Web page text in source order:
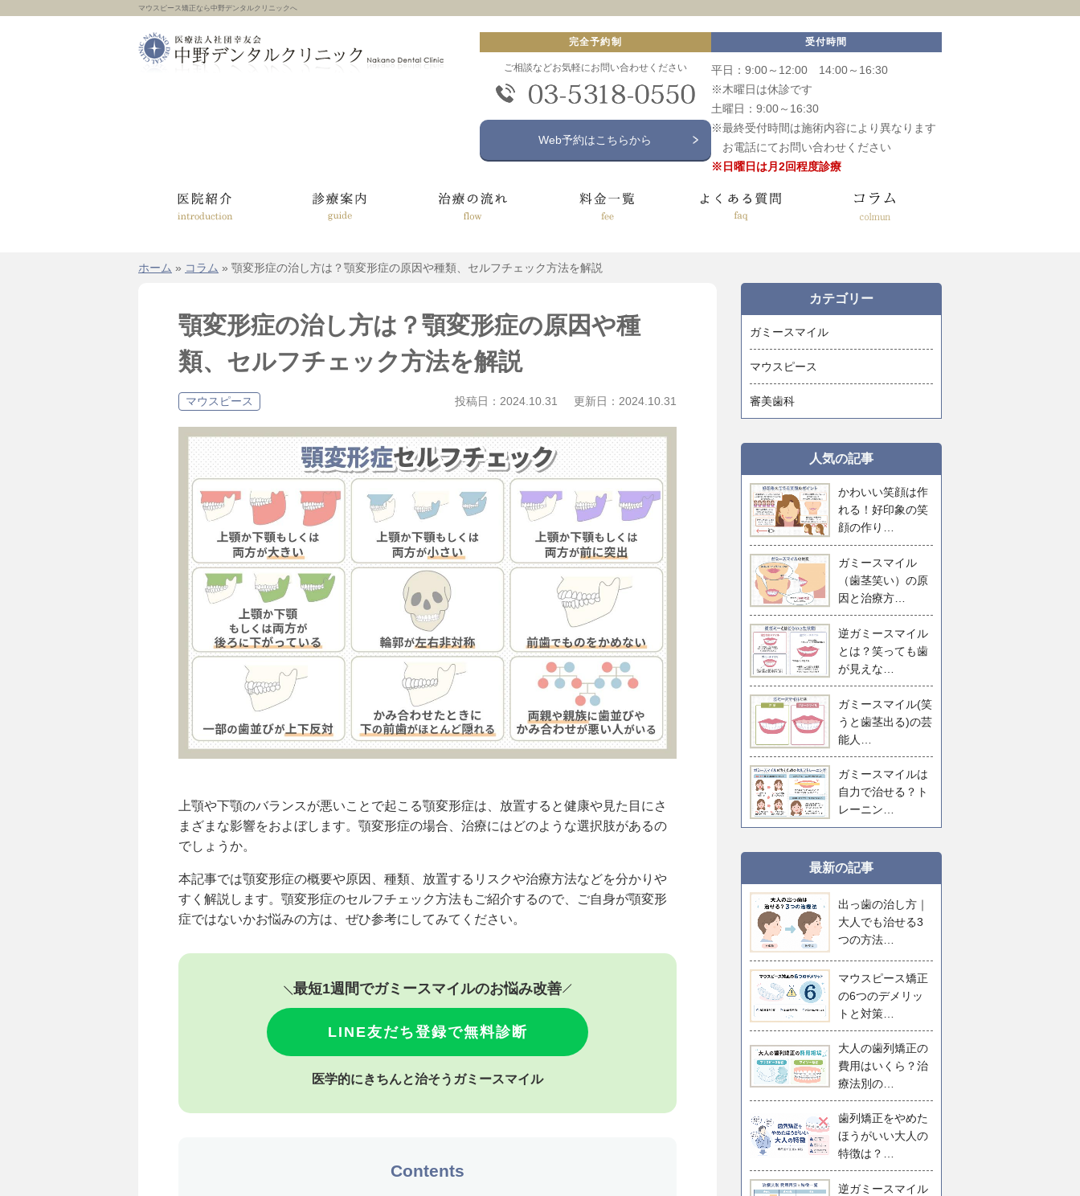
マウスピース矯正なら中野デンタルクリニックへ
完全予約制
ご相談などお気軽にお問い合わせください
Web予約はこちらから
受付時間
平日：9:00～12:00 14:00～16:30
※木曜日は休診です
土曜日：9:00～16:30
※最終受付時間は施術内容により異なります
お電話にてお問い合わせください
※日曜日は月2回程度診療
ホーム » コラム » 顎変形症の治し方は？顎変形症の原因や種類、セルフチェック方法を解説
顎変形症の治し方は？顎変形症の原因や種
類、セルフチェック方法を解説
マウスピース 投稿日： 2024.10.31 更新日： 2024.10.31
上顎や下顎のバランスが悪いことで起こる顎変形症は、放置すると健康や見た目にさ
まざまな影響をおよぼします。顎変形症の場合、治療にはどのような選択肢があるの
でしょうか。
本記事では顎変形症の概要や原因、種類、放置するリスクや治療方法などを分かりや
すく解説します。顎変形症のセルフチェック方法もご紹介するので、ご自身が顎変形
症ではないかお悩みの方は、ぜひ参考にしてみてください。
最短1週間でガミースマイルのお悩み改善
LINE友だち登録で無料診断
医学的にきちんと治そうガミースマイル
Contents
カテゴリー
ガミースマイル
マウスピース
審美歯科
人気の記事
かわいい笑顔は作
れる！好印象の笑
顔の作り…
ガミースマイル
（歯茎笑い）の原
因と治療方…
逆ガミースマイル
とは？笑っても歯
が見えな…
ガミースマイル(笑
うと歯茎出る)の芸
能人…
ガミースマイルは
自力で治せる？ト
レーニン…
最新の記事
出っ歯の治し方｜
大人でも治せる3
つの方法…
マウスピース矯正
の6つのデメリッ
トと対策…
大人の歯列矯正の
費用はいくら？治
療法別の…
歯列矯正をやめた
ほうがいい大人の
特徴は？…
逆ガミースマイル